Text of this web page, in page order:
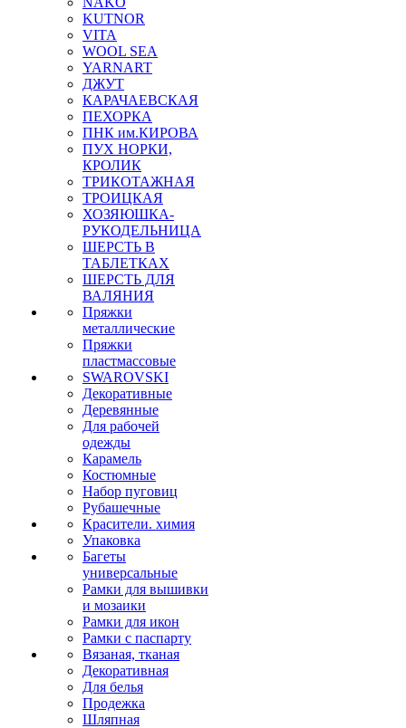
KUTNOR
VITA
WOOL SEA
YARNART
ДЖУТ
КАРАЧАЕВСКАЯ
ПЕХОРКА
ПНК им.КИРОВА
ПУХ НОРКИ,
КРОЛИК
ТРИКОТАЖНАЯ
ТРОИЦКАЯ
ХОЗЯЮШКА-
РУКОДЕЛЬНИЦА
ШЕРСТЬ В
ТАБЛЕТКАХ
ШЕРСТЬ ДЛЯ
ВАЛЯНИЯ
Пряжки
металлические
Пряжки
пластмассовые
SWAROVSKI
Декоративные
Деревянные
Для рабочей
одежды
Карамель
Костюмные
Набор пуговиц
Рубашечные
Красители. химия
Упаковка
Багеты
универсальные
Рамки для вышивки
и мозаики
Рамки для икон
Рамки с паспарту
Вязаная, тканая
Декоративная
Для белья
Продежка
Шляпная